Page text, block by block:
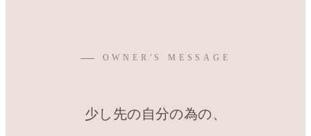
OWNER'S MESSAGE
少し先の自分の為の、